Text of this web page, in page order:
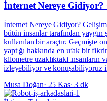
İnternet Nereye Gidiyor?
İnternet Nereye Gidiyor?
bütün insanlar tarafından yaygın
kullanılan bir araçtır. Geçmişte
yaptığı hakkında en ufak bir
kilometre uzaklıktaki insanların
izleyebiliyor ve konuşabiliyoruz
Musa Doğan· 25 Kas· 3 dk